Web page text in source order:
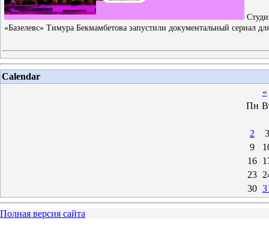
«Базелевс» Тимура Бекмамбетова запустили документальный сериал
Calendar
«
Пн
2
3
9
16
23
30
Полная версия сайта